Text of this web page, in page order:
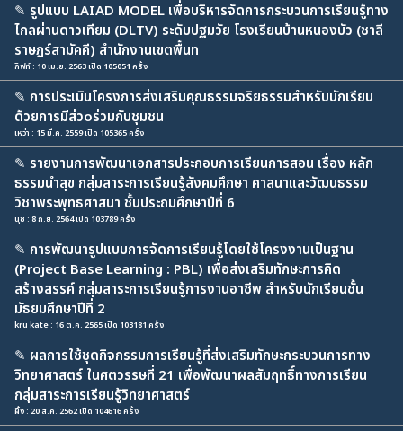
✎ รูปแบบ LAIAD MODEL เพื่อบริหารจัดการกระบวนการเรียนรู้ทาง
ไกลผ่านดาวเทียม (DLTV) ระดับปฐมวัย โรงเรียนบ้านหนองบัว (ชาลี
ราษฎร์สามัคคี) สำนักงานเขตพื้นท
กิฟท์ : 10 เม.ย. 2563 เปิด 105051 ครั้ง
✎ การประเมินโครงการส่งเสริมคุณธรรมจริยธรรมสำหรับนักเรียน
ด้วยการมีส่วoร่วมกับชุมชน
เหว่า : 15 มี.ค. 2559 เปิด 105365 ครั้ง
✎ รายงานการพัฒนาเอกสารประกอบการเรียนการสอน เรื่อง หลัก
ธรรมนำสุข กลุ่มสาระการเรียนรู้สังคมศึกษา ศาสนาและวัฒนธรรม
วิชาพระพุทธศาสนา ชั้นประถมศึกษาปีที่ 6
นุช : 8 ก.ย. 2564 เปิด 103789 ครั้ง
✎ การพัฒนารูปแบบการจัดการเรียนรู้โดยใช้โครงงานเป็นฐาน
(Project Base Learning : PBL) เพื่อส่งเสริมทักษะการคิด
สร้างสรรค์ กลุ่มสาระการเรียนรู้การงานอาชีพ สำหรับนักเรียนชั้น
มัธยมศึกษาปีที่ 2
kru kate : 16 ต.ค. 2565 เปิด 103181 ครั้ง
✎ ผลการใช้ชุดกิจกรรมการเรียนรู้ที่ส่งเสริมทักษะกระบวนการทาง
วิทยาศาสตร์ ในศตวรรษที่ 21 เพื่อพัฒนาผลสัมฤทธิ์ทางการเรียน
กลุ่มสาระการเรียนรู้วิทยาศาสตร์
ผึ้ง : 20 ส.ค. 2562 เปิด 104616 ครั้ง